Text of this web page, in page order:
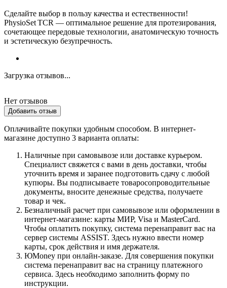
Сделайте выбор в пользу качества и естественности!
PhysioSet TCR — оптимальное решение для протезирования,
сочетающее передовые технологии, анатомическую точность
и эстетическую безупречность.
Загрузка отзывов...
Нет отзывов
Добавить отзыв
Оплачивайте покупки удобным способом. В интернет-
магазине доступно 3 варианта оплаты:
Наличные при самовывозе или доставке курьером.
Специалист свяжется с вами в день доставки, чтобы
уточнить время и заранее подготовить сдачу с любой
купюры. Вы подписываете товаросопроводительные
документы, вносите денежные средства, получаете
товар и чек.
Безналичный расчет при самовывозе или оформлении в
интернет-магазине: карты МИР, Visa и MasterCard.
Чтобы оплатить покупку, система перенаправит вас на
сервер системы ASSIST. Здесь нужно ввести номер
карты, срок действия и имя держателя.
ЮMoney при онлайн-заказе. Для совершения покупки
система перенаправит вас на страницу платежного
сервиса. Здесь необходимо заполнить форму по
инструкции.